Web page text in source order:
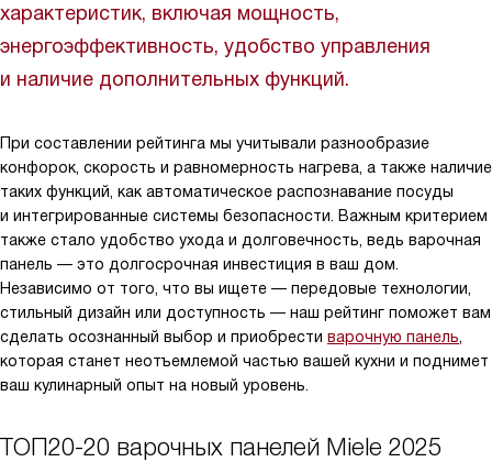
характеристик, включая мощность,
энергоэффективность, удобство управления
и наличие дополнительных функций.
При составлении рейтинга мы учитывали разнообразие
конфорок, скорость и равномерность нагрева, а также наличие
таких функций, как автоматическое распознавание посуды
и интегрированные системы безопасности. Важным критерием
также стало удобство ухода и долговечность, ведь варочная
панель — это долгосрочная инвестиция в ваш дом.
Независимо от того, что вы ищете — передовые технологии,
стильный дизайн или доступность — наш рейтинг поможет вам
сделать осознанный выбор и приобрести варочную панель
которая станет неотъемлемой частью вашей кухни и поднимет
ваш кулинарный опыт на новый уровень.
ТОП20-20 варочных панелей Miele 2025